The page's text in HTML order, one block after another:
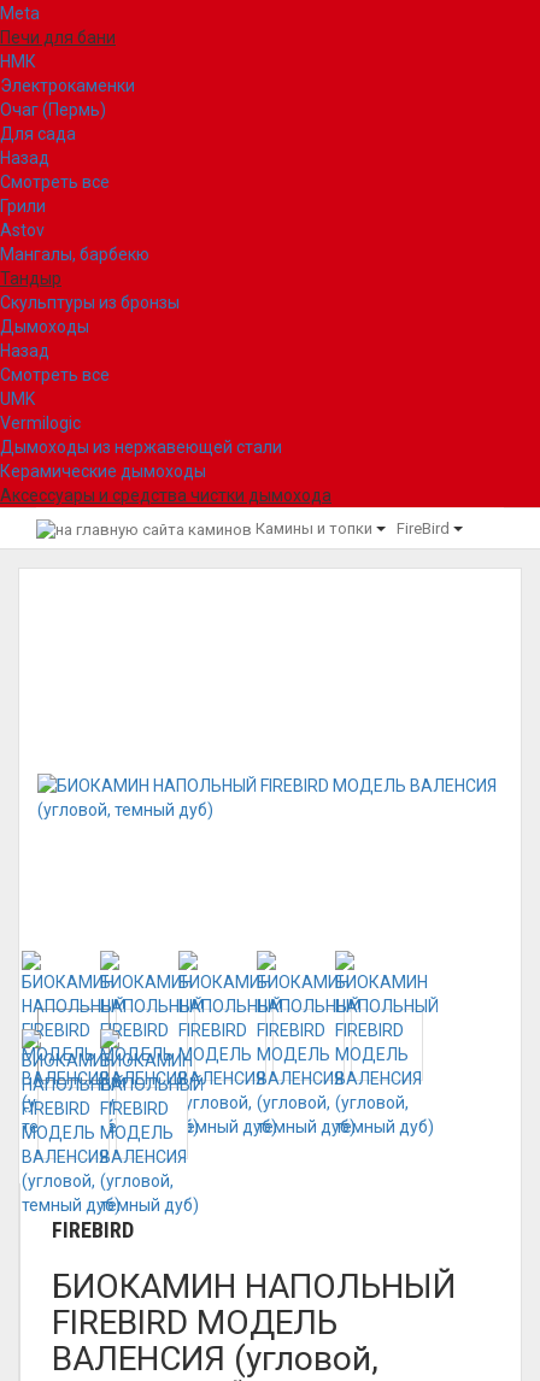
Meta
Печи для бани
НМК
Электрокаменки
Очаг (Пермь)
Для сада
Назад
Смотреть все
Грили
Astov
Мангалы, барбекю
Тандыр
Скульптуры из бронзы
Дымоходы
Назад
Смотреть все
UMK
Vermilogic
Дымоходы из нержавеющей стали
Керамические дымоходы
Аксессуары и средства чистки дымохода
Камины и топки FireBird
FIREBIRD
БИОКАМИН НАПОЛЬНЫЙ
FIREBIRD МОДЕЛЬ
ВАЛЕНСИЯ (угловой,